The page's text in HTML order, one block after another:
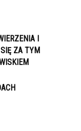
I
ZA TYM